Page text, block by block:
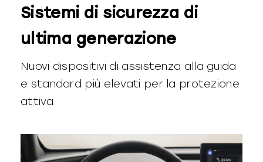
Sistemi di sicurezza di
ultima generazione
Nuovi dispositivi di assistenza alla guida
e standard più elevati per la protezione
attiva.